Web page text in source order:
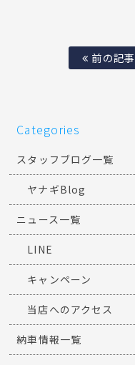
前の記事
Categories
スタッフブログ一覧
ヤナギBlog
ニュース一覧
LINE
キャンペーン
当店へのアクセス
納車情報一覧